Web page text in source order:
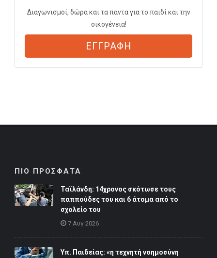
Διαγωνισμοί, δώρα και τα πάντα για το παιδί και την
οικογένεια!
ΕΓΓΡΑΦΗ
ΠΙΟ ΠΡΟΣΦΑΤΑ
Ταϊλάνδη: 14χρονος σκότωσε τους
παππούδες του και 6 άτομα από το
σχολείο του
7 Αυγ 2026
Υπ. Παιδείας: «η τεχνητή νοημοσύνη